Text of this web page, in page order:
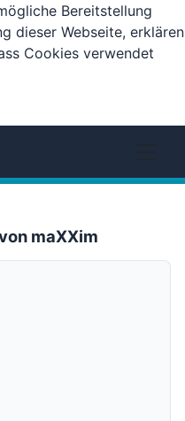
Bereitstellung
dieser Webseite, erklären
Cookies verwendet
maXXim